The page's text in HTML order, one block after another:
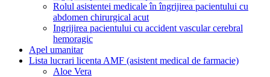
Rolul asistentei medicale în îngrijirea pacientului cu
abdomen chirurgical acut
Ingrijirea pacientului cu accident vascular cerebral
hemoragic
Apel umanitar
Lista lucrari licenta AMF (asistent medical de farmacie)
Aloe Vera